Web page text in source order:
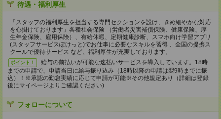
待遇・福利厚生
「スタッフの福利厚生を担当する専門セクションを設け、きめ細やかな対応
を心掛けております」各種社会保険 （労働者災害補償保険、健康保険、厚
生年金保険、雇用保険）、有給休暇、定期健康診断、スマホ向け学習アプリ
(スタッフサービスぽけっと)でお仕事に必要なスキルを習得 、全国の提携ス
クールで優待サービス など、福利厚生が充実しております。
ポイント！
給与の前払いが可能な速払いサービスを導入しています。18時
までの申請で、申請当日に給与振り込み（18時以降の申請は翌9時までに振
込）！※承認の勤怠実績に応じて申請が可能※その他規定あり（詳細は登録
後にマイページよりご確認ください)
フォローについて